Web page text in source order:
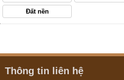
Đất nền
Thông tin liên hệ